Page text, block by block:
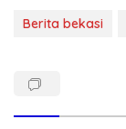
Berita bekasi